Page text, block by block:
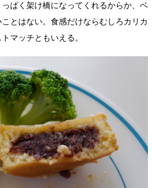
ぱく架け橋になってくれるからか、ベ
とはない。食感だけならむしろカリカ
マッチともいえる。